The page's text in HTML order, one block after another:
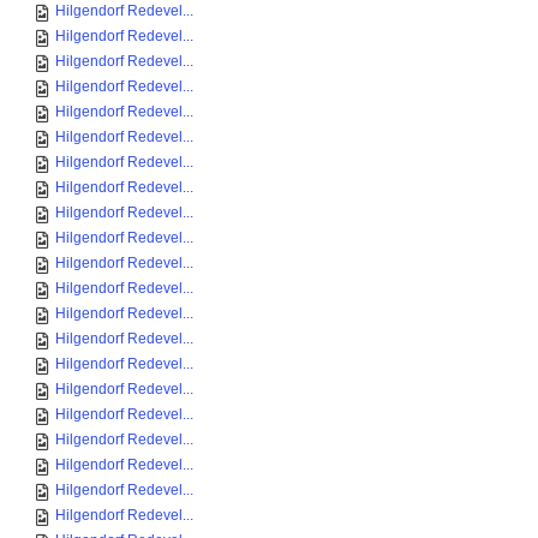
Hilgendorf Redevel...
Hilgendorf Redevel...
Hilgendorf Redevel...
Hilgendorf Redevel...
Hilgendorf Redevel...
Hilgendorf Redevel...
Hilgendorf Redevel...
Hilgendorf Redevel...
Hilgendorf Redevel...
Hilgendorf Redevel...
Hilgendorf Redevel...
Hilgendorf Redevel...
Hilgendorf Redevel...
Hilgendorf Redevel...
Hilgendorf Redevel...
Hilgendorf Redevel...
Hilgendorf Redevel...
Hilgendorf Redevel...
Hilgendorf Redevel...
Hilgendorf Redevel...
Hilgendorf Redevel...